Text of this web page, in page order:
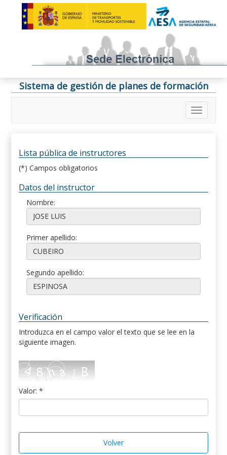
Sistema de gestión de planes de formación
Lista pública de instructores
(*) Campos obligatorios
Datos del instructor
Nombre:
Primer apellido:
Segundo apellido:
Verificación
Introduzca en el campo valor el texto que se lee en la
siguiente imagen.
Valor: *
Volver